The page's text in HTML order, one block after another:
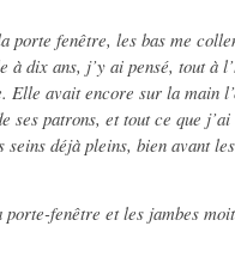
porte fenêtre, les bas me
à dix ans, j’y ai pensé, tout à
Elle avait encore sur la main
ses patrons, et tout ce que
seins déjà pleins, bien avant
fenêtre et les jambes